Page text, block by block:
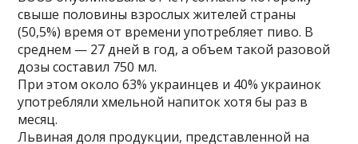
свыше половины взрослых жителей страны
(50,5%) время от времени употребляет пиво. В
среднем — 27 дней в год, а объем такой разовой
дозы составил 750 мл.
При этом около 63% украинцев и 40% украинок
употребляли хмельной напиток хотя бы раз в
месяц.
Львиная доля продукции, представленной на